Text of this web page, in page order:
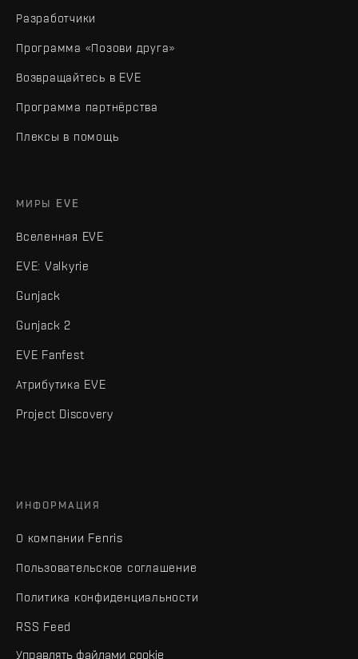
Разработчики
Программа «Позови друга»
Возвращайтесь в EVE
Программа партнёрства
Плексы в помощь
МИРЫ EVE
Вселенная EVE
EVE: Valkyrie
Gunjack
Gunjack 2
EVE Fanfest
Атрибутика EVE
Project Discovery
ИНФОРМАЦИЯ
О компании Fenris
Пользовательское соглашение
Политика конфиденциальности
RSS Feed
Управлять файлами cookie